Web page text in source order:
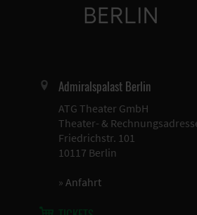
Admiralspalast Berlin
ATG Theater GmbH
Theater- &
Friedrichstr. 101
10117 Berlin
» Anfahrt